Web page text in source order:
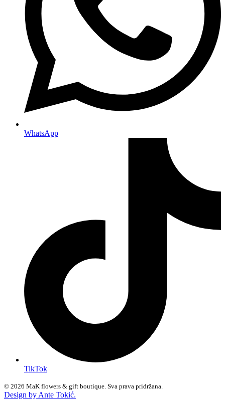
WhatsApp
TikTok
© 2026 MaK flowers & gift boutique. Sva prava pridržana.
Design by Ante Tokić.